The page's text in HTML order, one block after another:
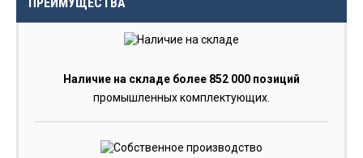
Наличие на складе более 852 000 позиций
промышленных комплектующих.